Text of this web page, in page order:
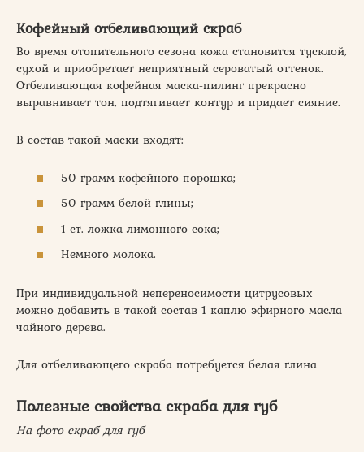
Кофейный отбеливающий скраб
Во время отопительного сезона кожа становится тусклой,
сухой и приобретает неприятный сероватый оттенок.
Отбеливающая кофейная маска-пилинг прекрасно
выравнивает тон, подтягивает контур и придает сияние.
В состав такой маски входят:
50 грамм кофейного порошка;
50 грамм белой глины;
1 ст. ложка лимонного сока;
Немного молока.
При индивидуальной непереносимости цитрусовых
можно добавить в такой состав 1 каплю эфирного масла
чайного дерева.
Для отбеливающего скраба потребуется белая глина
Полезные свойства скраба для губ
На фото скраб для губ